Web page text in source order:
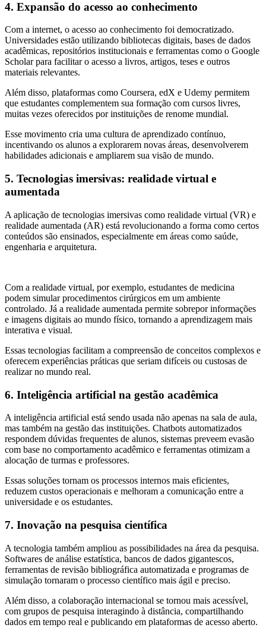
4. Expansão do acesso ao conhecimento
Com a internet, o acesso ao conhecimento foi democratizado.
Universidades estão utilizando bibliotecas digitais, bases de dados
acadêmicas, repositórios institucionais e ferramentas como o Google
Scholar para facilitar o acesso a livros, artigos, teses e outros
materiais relevantes.
Além disso, plataformas como Coursera, edX e Udemy permitem
que estudantes complementem sua formação com cursos livres,
muitas vezes oferecidos por instituições de renome mundial.
Esse movimento cria uma cultura de aprendizado contínuo,
incentivando os alunos a explorarem novas áreas, desenvolverem
habilidades adicionais e ampliarem sua visão de mundo.
5. Tecnologias imersivas: realidade virtual e
aumentada
A aplicação de tecnologias imersivas como realidade virtual (VR) e
realidade aumentada (AR) está revolucionando a forma como certos
conteúdos são ensinados, especialmente em áreas como saúde,
engenharia e arquitetura.
Com a realidade virtual, por exemplo, estudantes de medicina
podem simular procedimentos cirúrgicos em um ambiente
controlado. Já a realidade aumentada permite sobrepor informações
e imagens digitais ao mundo físico, tornando a aprendizagem mais
interativa e visual.
Essas tecnologias facilitam a compreensão de conceitos complexos e
oferecem experiências práticas que seriam difíceis ou custosas de
realizar no mundo real.
6. Inteligência artificial na gestão acadêmica
A inteligência artificial está sendo usada não apenas na sala de aula,
mas também na gestão das instituições. Chatbots automatizados
respondem dúvidas frequentes de alunos, sistemas preveem evasão
com base no comportamento acadêmico e ferramentas otimizam a
alocação de turmas e professores.
Essas soluções tornam os processos internos mais eficientes,
reduzem custos operacionais e melhoram a comunicação entre a
universidade e os estudantes.
7. Inovação na pesquisa científica
A tecnologia também ampliou as possibilidades na área da pesquisa.
Softwares de análise estatística, bancos de dados gigantescos,
ferramentas de revisão bibliográfica automatizada e programas de
simulação tornaram o processo científico mais ágil e preciso.
Além disso, a colaboração internacional se tornou mais acessível,
com grupos de pesquisa interagindo à distância, compartilhando
dados em tempo real e publicando em plataformas de acesso aberto.